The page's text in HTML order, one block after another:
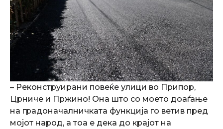
– Реконструирани повеќе улици во Припор,
Црниче и Пржино! Она што со моето доаѓање
на градоначалничката функција го ветив пред
мојот народ, а тоа е дека до крајот на